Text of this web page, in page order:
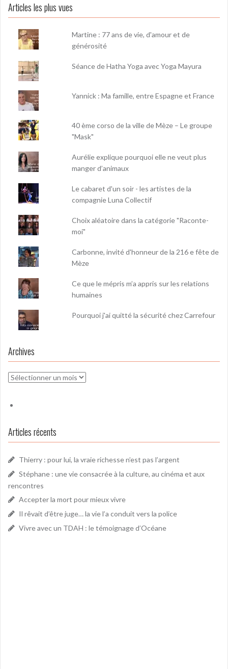
Articles les plus vues
Martine : 77 ans de vie, d'amour et de
générosité
Séance de Hatha Yoga avec Yoga Mayura
Yannick : Ma famille, entre Espagne et France
40 ème corso de la ville de Mèze – Le groupe
"Mask"
Aurélie explique pourquoi elle ne veut plus
manger d’animaux
Le cabaret d'un soir - les artistes de la
compagnie Luna Collectif
Choix aléatoire dans la catégorie "Raconte-
moi"
Carbonne, invité d'honneur de la 216 e fête de
Mèze
Ce que le mépris m’a appris sur les relations
humaines
Pourquoi j'ai quitté la sécurité chez Carrefour
Archives
Archives
Articles récents
Thierry : pour lui, la vraie richesse n’est pas l’argent
Stéphane : une vie consacrée à la culture, au cinéma et aux
rencontres
Accepter la mort pour mieux vivre
Il rêvait d’être juge… la vie l’a conduit vers la police
Vivre avec un TDAH : le témoignage d’Océane